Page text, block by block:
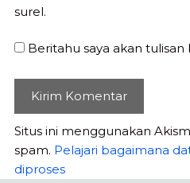
surel.
Beritahu saya akan
Situs ini menggunakan
spam. Pelajari bagaimana
diproses